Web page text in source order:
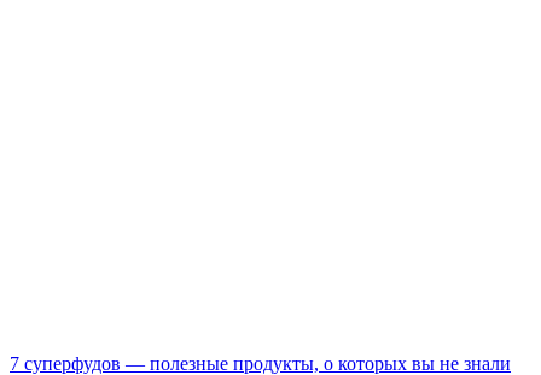
7 суперфудов — полезные продукты, о которых вы не знали